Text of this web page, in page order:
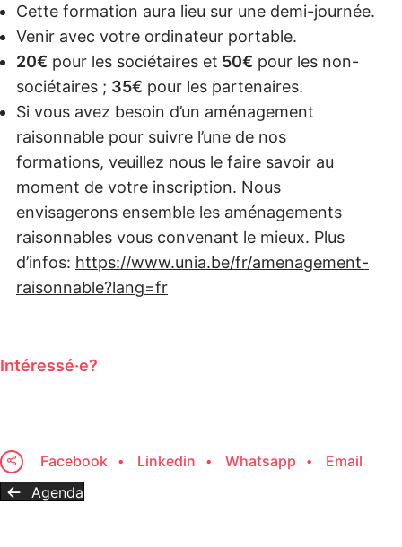
Cette formation aura lieu sur une demi-journée.
Venir avec votre ordinateur portable.
20€ pour les sociétaires et 50€ pour les non-
sociétaires ; 35€ pour les partenaires.
Si vous avez besoin d’un aménagement
raisonnable pour suivre l’une de nos
formations, veuillez nous le faire savoir au
moment de votre inscription. Nous
envisagerons ensemble les aménagements
raisonnables vous convenant le mieux. Plus
d’infos: https://www.unia.be/fr/amenagement-
raisonnable?lang=fr
Intéressé·e?
Facebook Linkedin Whatsapp
Email
Agenda